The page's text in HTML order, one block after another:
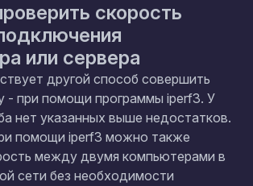
скорость
или сервера
другой способ совершить
- при помощи программы iperf3. У
нет указанных выше недостатков.
помощи iperf3 можно также
между двумя компьютерами в
сети без необходимости